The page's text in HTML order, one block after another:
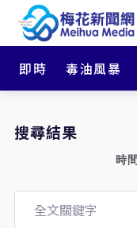
即時 毒油風暴
搜尋結果
時